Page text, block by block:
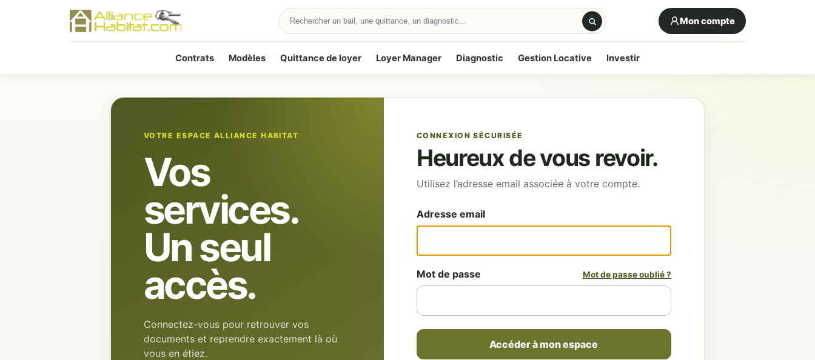
Mon compte
Contrats Modèles Quittance de loyer Loyer Manager Diagnostic Gestion Locative Investir
VOTRE ESPACE ALLIANCE HABITAT
Vos
services.
Un seul
accès.
Connectez-vous pour retrouver vos
documents et reprendre exactement là où
vous en étiez.
CONNEXION SÉCURISÉE
Heureux de vous revoir.
Utilisez l’adresse email associée à votre compte.
Adresse email
Mot de passe Mot de passe oublié ?
Accéder à mon espace